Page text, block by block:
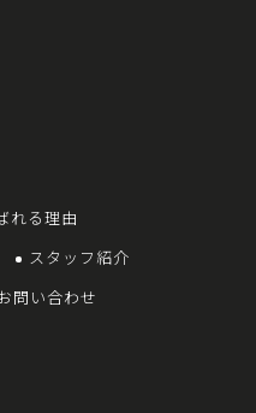
れる理由
スタッフ紹介
問い合わせ